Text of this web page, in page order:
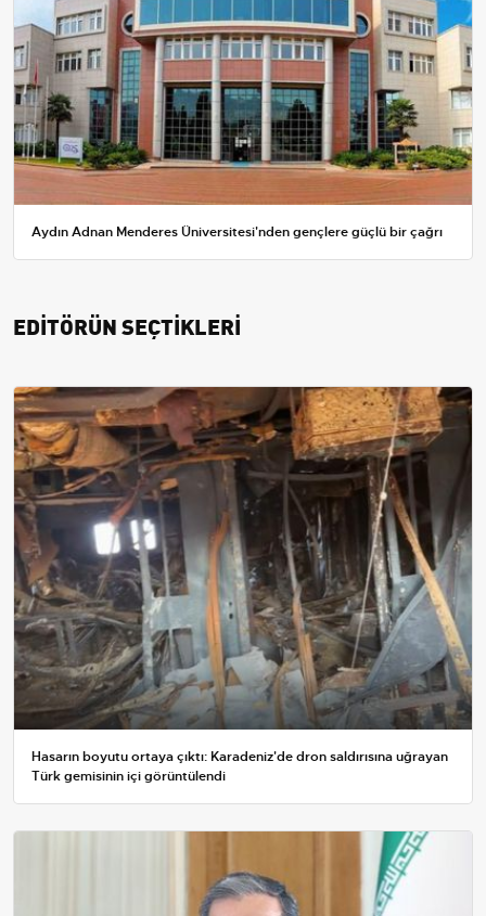
Aydın Adnan Menderes Üniversitesi'nden gençlere güçlü bir çağrı
EDİTÖRÜN SEÇTİKLERİ
Hasarın boyutu ortaya çıktı: Karadeniz'de dron saldırısına uğrayan
Türk gemisinin içi görüntülendi